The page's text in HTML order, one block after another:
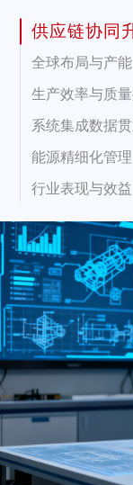
供应链协同
全球布局与产能
生产效率与质量
系统集成数据
能源精细化管理
行业表现与效益